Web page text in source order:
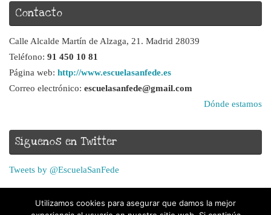
Contacto
Calle Alcalde Martín de Alzaga, 21. Madrid 28039
Teléfono: 91 450 10 81
Página web: http://www.escuelasanfede.es
Correo electrónico: escuelasanfede@gmail.com
Dónde estamos
Síguenos en Twitter
Tweets by @EscuelaSanFede
Utilizamos cookies para asegurar que damos la mejor